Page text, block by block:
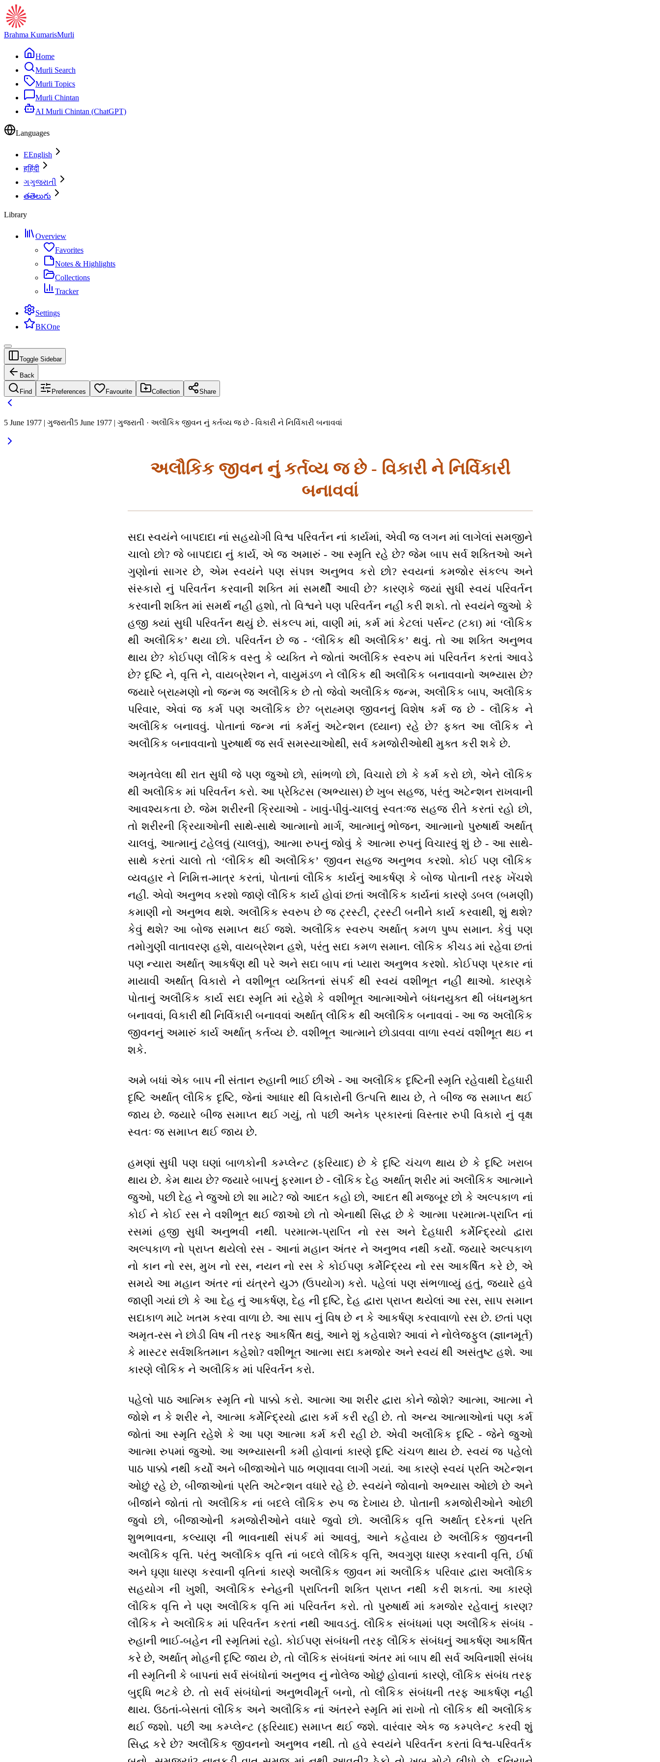
Brahma KumarisMurli
Home
Murli Search
Murli Topics
Murli Chintan
AI Murli Chintan (ChatGPT)
Languages
EEnglish
हहिंदी
ગગુજરાતી
తతెలుగు
Library
Overview
Favorites
Notes & Highlights
Collections
Tracker
Settings
BKOne
Toggle Sidebar
Back
Find Preferences Favourite Collection Share
5 June 1977 | ગુજરાતી5 June 1977 | ગુજરાતી · અલૌકિક જીવન નું કર્તવ્ય જ છે - વિકારી ને નિર્વિકારી બનાવવાં
અલૌકિક જીવન નું કર્તવ્ય જ છે - વિકારી ને નિર્વિકારી
બનાવવાં
સદા સ્વયંને બાપદાદા નાં સહયોગી વિશ્વ પરિવર્તન નાં કાર્યમાં, એવી જ લગન માં લાગેલાં સમજીને
ચાલો છો? જે બાપદાદા નું કાર્ય, એ જ અમારું - આ સ્મૃતિ રહે છે? જેમ બાપ સર્વ શક્તિઓ અને
ગુણોનાં સાગર છે, એમ સ્વયંને પણ સંપન્ન અનુભવ કરો છો? સ્વયનાં કમજોર સંકલ્પ અને
સંસ્કારો નું પરિવર્તન કરવાની શક્તિ માં સમર્થી આવી છે? કારણકે જ્યાં સુધી સ્વયં પરિવર્તન
કરવાની શક્તિ માં સમર્થ નહીં હશો, તો વિશ્વને પણ પરિવર્તન નહીં કરી શકો. તો સ્વયંને જુઓ કે
હજી ક્યાં સુધી પરિવર્તન થયું છે. સંકલ્પ માં, વાણી માં, કર્મ માં કેટલાં પર્સન્ટ (ટકા) માં ‘લૌકિક
થી અલૌકિક’ થયા છો. પરિવર્તન છે જ - ‘લૌકિક થી અલૌકિક’ થવું. તો આ શક્તિ અનુભવ
થાય છે? કોઈપણ લૌકિક વસ્તુ કે વ્યક્તિ ને જોતાં અલૌકિક સ્વરુપ માં પરિવર્તન કરતાં આવડે
છે? દૃષ્ટિ ને, વૃત્તિ ને, વાયબ્રેશન ને, વાયુમંડળ ને લૌકિક થી અલૌકિક બનાવવાનો અભ્યાસ છે?
જ્યારે બ્રાહ્મણો નો જન્મ જ અલૌકિક છે તો જેવો અલૌકિક જન્મ, અલૌકિક બાપ, અલૌકિક
પરિવાર, એવાં જ કર્મ પણ અલૌકિક છે? બ્રાહ્મણ જીવનનું વિશેષ કર્મ જ છે - લૌકિક ને
અલૌકિક બનાવવું. પોતાનાં જન્મ નાં કર્મનું અટેન્શન (ધ્યાન) રહે છે? ફક્ત આ લૌકિક ને
અલૌકિક બનાવવાનો પુરુષાર્થ જ સર્વ સમસ્યાઓથી, સર્વ કમજોરીઓથી મુક્ત કરી શકે છે.
અમૃતવેલા થી રાત સુધી જે પણ જુઓ છો, સાંભળો છો, વિચારો છો કે કર્મ કરો છો, એને લૌકિક
થી અલૌકિક માં પરિવર્તન કરો. આ પ્રેક્ટિસ (અભ્યાસ) છે ખુબ સહજ, પરંતુ અટેન્શન રાખવાની
આવશ્યકતા છે. જેમ શરીરની ક્રિયાઓ - ખાવું-પીવું-ચાલવું સ્વતઃજ સહજ રીતે કરતાં રહો છો,
તો શરીરની ક્રિયાઓની સાથે-સાથે આત્માનો માર્ગ, આત્માનું ભોજન, આત્માનો પુરુષાર્થ અર્થાત્
ચાલવું, આત્માનું ટહેલવું (ચાલવું), આત્મા રુપનું જોવું કે આત્મા રુપનું વિચારવું શું છે - આ સાથે-
સાથે કરતાં ચાલો તો ‘લૌકિક થી અલૌકિક’ જીવન સહજ અનુભવ કરશો. કોઈ પણ લૌકિક
વ્યવહાર ને નિમિત્ત-માત્ર કરતાં, પોતાનાં લૌકિક કાર્યનું આકર્ષણ કે બોજ પોતાની તરફ ખેંચશે
નહીં. એવો અનુભવ કરશો જાણે લૌકિક કાર્ય હોવાં છતાં અલૌકિક કાર્યનાં કારણે ડબલ (બમણી)
કમાણી નો અનુભવ થશે. અલૌકિક સ્વરુપ છે જ ટ્રસ્ટી, ટ્રસ્ટી બનીને કાર્ય કરવાથી, શું થશે?
કેવું થશે? આ બોજ સમાપ્ત થઈ જશે. અલૌકિક સ્વરુપ અર્થાત્ કમળ પુષ્પ સમાન. કેવું પણ
તમોગુણી વાતાવરણ હશે, વાયબ્રેશન હશે, પરંતુ સદા કમળ સમાન. લૌકિક કીચડ માં રહેવા છતાં
પણ ન્યારા અર્થાત્ આકર્ષણ થી પરે અને સદા બાપ નાં પ્યારા અનુભવ કરશો. કોઈપણ પ્રકાર નાં
માયાવી અર્થાત્ વિકારો ને વશીભૂત વ્યક્તિનાં સંપર્ક થી સ્વયં વશીભૂત નહીં થાઓ. કારણકે
પોતાનું અલૌકિક કાર્ય સદા સ્મૃતિ માં રહેશે કે વશીભૂત આત્માઓને બંધનયુક્ત થી બંધનમુક્ત
બનાવવાં, વિકારી થી નિર્વિકારી બનાવવાં અર્થાત્ લૌકિક થી અલૌકિક બનાવવાં - આ જ અલૌકિક
જીવનનું અમારું કાર્ય અર્થાત્ કર્તવ્ય છે. વશીભૂત આત્માને છોડાવવા વાળા સ્વયં વશીભૂત થઇ ન
શકે.
અમે બધાં એક બાપ ની સંતાન રુહાની ભાઈ છીએ - આ અલૌકિક દૃષ્ટિની સ્મૃતિ રહેવાથી દેહધારી
દૃષ્ટિ અર્થાત્ લૌકિક દૃષ્ટિ, જેનાં આધાર થી વિકારોની ઉત્પત્તિ થાય છે, તે બીજ જ સમાપ્ત થઈ
જાય છે. જ્યારે બીજ સમાપ્ત થઈ ગયું, તો પછી અનેક પ્રકારનાં વિસ્તાર રુપી વિકારો નું વૃક્ષ
સ્વતઃ જ સમાપ્ત થઈ જાય છે.
હમણાં સુધી પણ ઘણાં બાળકોની કમ્પ્લેન્ટ (ફરિયાદ) છે કે દૃષ્ટિ ચંચળ થાય છે કે દૃષ્ટિ ખરાબ
થાય છે. કેમ થાય છે? જ્યારે બાપનું ફરમાન છે - લૌકિક દેહ અર્થાત્ શરીર માં અલૌકિક આત્માને
જુઓ, પછી દેહ ને જુઓ છો શા માટે? જો આદત કહો છો, આદત થી મજબૂર છો કે અલ્પકાળ નાં
કોઈ ને કોઈ રસ ને વશીભૂત થઈ જાઓ છો તો એનાથી સિદ્ધ છે કે આત્મા પરમાત્મ-પ્રાપ્તિ નાં
રસમાં હજી સુધી અનુભવી નથી. પરમાત્મ-પ્રાપ્તિ નો રસ અને દેહધારી કર્મેન્દ્રિયો દ્વારા
અલ્પકાળ નો પ્રાપ્ત થયેલો રસ - આનાં મહાન અંતર ને અનુભવ નથી કર્યો. જ્યારે અલ્પકાળ
નો કાન નો રસ, મુખ નો રસ, નયન નો રસ કે કોઈપણ કર્મેન્દ્રિય નો રસ આકર્ષિત કરે છે, એ
સમયે આ મહાન અંતર નાં યંત્રને યુઝ (ઉપયોગ) કરો. પહેલાં પણ સંભળાવ્યું હતું, જ્યારે હવે
જાણી ગયાં છો કે આ દેહ નું આકર્ષણ, દેહ ની દૃષ્ટિ, દેહ દ્વારા પ્રાપ્ત થયેલાં આ રસ, સાપ સમાન
સદાકાળ માટે ખતમ કરવા વાળા છે. આ સાપ નું વિષ છે ન કે આકર્ષણ કરવાવાળો રસ છે. છતાં પણ
અમૃત-રસ ને છોડી વિષ ની તરફ આકર્ષિત થવું, આને શું કહેવાશે? આવાં ને નોલેજફુલ (જ્ઞાનમૂર્ત)
કે માસ્ટર સર્વશક્તિમાન કહેશો? વશીભૂત આત્મા સદા કમજોર અને સ્વયં થી અસંતુષ્ટ હશે. આ
કારણે લૌકિક ને અલૌકિક માં પરિવર્તન કરો.
પહેલો પાઠ આત્મિક સ્મૃતિ નો પાક્કો કરો. આત્મા આ શરીર દ્વારા કોને જોશે? આત્મા, આત્મા ને
જોશે ન કે શરીર ને, આત્મા કર્મેન્દ્રિયો દ્વારા કર્મ કરી રહી છે. તો અન્ય આત્માઓનાં પણ કર્મ
જોતાં આ સ્મૃતિ રહેશે કે આ પણ આત્મા કર્મ કરી રહી છે. એવી અલૌકિક દૃષ્ટિ - જેને જુઓ
આત્મા રુપમાં જુઓ. આ અભ્યાસની કમી હોવાનાં કારણે દૃષ્ટિ ચંચળ થાય છે. સ્વયં જ પહેલો
પાઠ પાક્કો નથી કર્યો અને બીજાઓને પાઠ ભણાવવા લાગી ગયાં. આ કારણે સ્વયં પ્રતિ અટેન્શન
ઓછું રહે છે, બીજાઓનાં પ્રતિ અટેન્શન વધારે રહે છે. સ્વયંને જોવાનો અભ્યાસ ઓછો છે અને
બીજાંને જોતાં તો અલૌકિક નાં બદલે લૌકિક રુપ જ દેખાય છે. પોતાની કમજોરીઓને ઓછી
જુવો છો, બીજાઓની કમજોરીઓને વધારે જુવો છો. અલૌકિક વૃત્તિ અર્થાત્ દરેકનાં પ્રતિ
શુભભાવના, કલ્યાણ ની ભાવનાથી સંપર્ક માં આવવું, આને કહેવાય છે અલૌકિક જીવનની
અલૌકિક વૃત્તિ. પરંતુ અલૌકિક વૃત્તિ નાં બદલે લૌકિક વૃત્તિ, અવગુણ ધારણ કરવાની વૃત્તિ, ઈર્ષા
અને ઘૃણા ધારણ કરવાની વૃતિનાં કારણે અલૌકિક જીવન માં અલૌકિક પરિવાર દ્વારા અલૌકિક
સહયોગ ની ખુશી, અલૌકિક સ્નેહની પ્રાપ્તિની શક્તિ પ્રાપ્ત નથી કરી શકતાં. આ કારણે
લૌકિક વૃત્તિ ને પણ અલૌકિક વૃત્તિ માં પરિવર્તન કરો. તો પુરુષાર્થ માં કમજોર રહેવાનું કારણ?
લૌકિક ને અલૌકિક માં પરિવર્તન કરતાં નથી આવડતું. લૌકિક સંબંધમાં પણ અલૌકિક સંબંધ -
રુહાની ભાઈ-બહેન ની સ્મૃતિમાં રહો. કોઈપણ સંબંધની તરફ લૌકિક સંબંધનું આકર્ષણ આકર્ષિત
કરે છે, અર્થાત્ મોહની દૃષ્ટિ જાય છે, તો લૌકિક સંબંધનાં અંતર માં બાપ થી સર્વ અવિનાશી સંબંધ
ની સ્મૃતિની કે બાપનાં સર્વ સંબંધોનાં અનુભવ નું નોલેજ ઓછું હોવાનાં કારણે, લૌકિક સંબંધ તરફ
બુદ્ધિ ભટકે છે. તો સર્વ સંબંધોનાં અનુભવીમૂર્ત બનો, તો લૌકિક સંબંધની તરફ આકર્ષણ નહીં
થાય. ઉઠતાં-બેસતાં લૌકિક અને અલૌકિક નાં અંતરને સ્મૃતિ માં રાખો તો લૌકિક થી અલૌકિક
થઈ જશો. પછી આ કમ્પ્લેન્ટ (ફરિયાદ) સમાપ્ત થઈ જશે. વારંવાર એક જ કમ્પલેન્ટ કરવી શું
સિદ્ધ કરે છે? અલૌકિક જીવનનો અનુભવ નથી. તો હવે સ્વયંને પરિવર્તન કરતાં વિશ્વ-પરિવર્તક